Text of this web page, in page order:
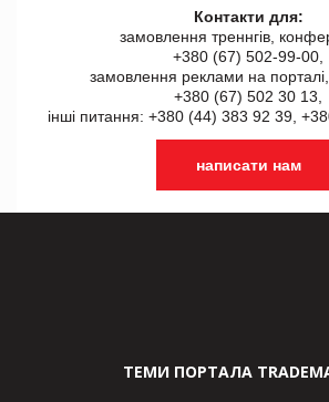
Контакти для:
замовлення треннгів,
+380 (67) 502-99-00,
замовлення реклами на
+380 (67) 502 30 13,
інші питання: +380 (44) 383 92 39,
написати нам
ТЕМИ ПОРТАЛА